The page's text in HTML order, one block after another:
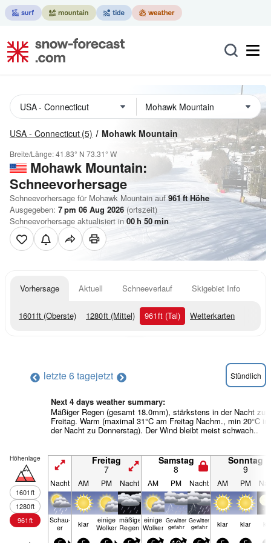
USA - Connecticut (5) Mohawk Mountain
Breite/Länge:41.83° N 73.31° W
Mohawk Mountain:
Schneevorhersage
Schneevorhersage für Mohawk Mountain auf 961ftHöhe
Ausgegeben: 7 pm 06 Aug 2026 (ortszeit)
Schneevorhersage aktualisiert in 00h 50min
Vorhersage Aktuell Schneeverlauf Skigebiet Info
1601ft (Oberste) 1280ft (Mittel) 961ft (Tal) Wetterkarten
letzte 6 tagejetzt Stündlich
Next 4 days weather summary:
Mäßiger Regen (gesamt 18.0mm), stärkstens in der Nacht zu
Freitag. Warm (maximal 31°C am Freitag Nachm., min 20°C in
der Nacht zu Donnerstag). Der Wind bleibt meist schwach..
Höhenlage
1601ft
1280ft
961ft
Freitag
7
Samstag
8
Sonntag
9
Nacht AM PM Nacht AM PM Nacht AM PM
Schau­
er klar einige
Wolken
mäßiger
Regen
einige
Wolken
Gewitter
gefahr
Gewitter
gefahr
klar klar